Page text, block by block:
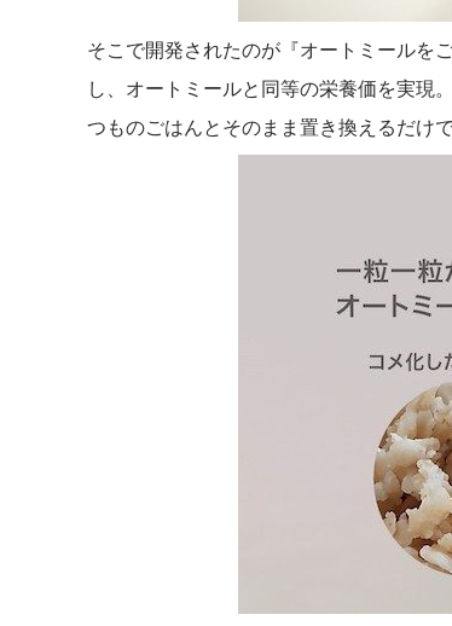
そこで開発されたのが『オートミールを
し、オートミールと同等の栄養価を実現
つものごはんとそのまま置き換えるだけ